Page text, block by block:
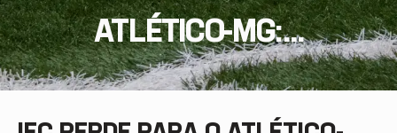
ATLÉTICO-MG:...